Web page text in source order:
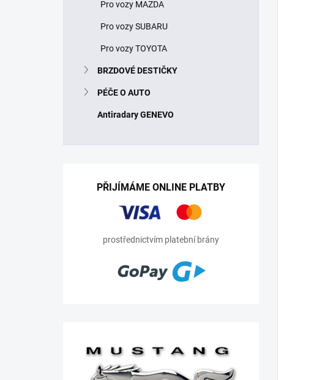
Pro vozy MAZDA
Pro vozy SUBARU
Pro vozy TOYOTA
BRZDOVÉ DESTIČKY
PÉČE O AUTO
Antiradary GENEVO
PŘIJÍMÁME ONLINE PLATBY
prostřednictvím platební brány